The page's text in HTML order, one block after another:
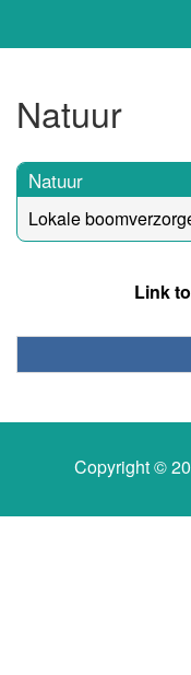
Natuur
Natuur
Lokale
Link
Copyright ©